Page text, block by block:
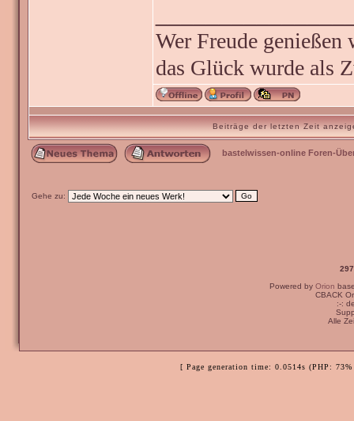
Wer Freude
das Glück wurde als
Beiträge der letzten Zeit
bastelwissen-online Foren-
Gehe zu:
Powered by Orion
CBACK
:-:
Alle
[ Page generation time: 0.0514s (PHP: